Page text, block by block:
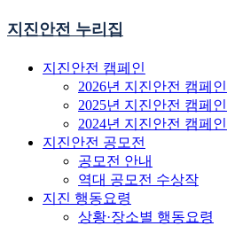
지진안전 누리집
지진안전 캠페인
2026년 지진안전 캠페인
2025년 지진안전 캠페인
2024년 지진안전 캠페인
지진안전 공모전
공모전 안내
역대 공모전 수상작
지진 행동요령
상황·장소별 행동요령